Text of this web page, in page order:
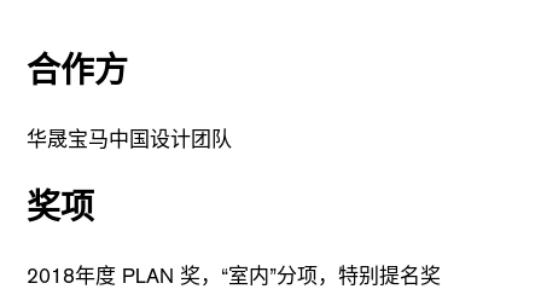
合作方
华晟宝马中国设计团队
奖项
2018年度 PLAN 奖，“室内”分项，特别提名奖